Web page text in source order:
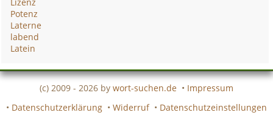
Potenz
Laterne
labend
Latein
(c) 2009 - 2026 by wort-suchen.de • Impressum
• Datenschutzerklärung • Widerruf • Datenschutzeinstellungen